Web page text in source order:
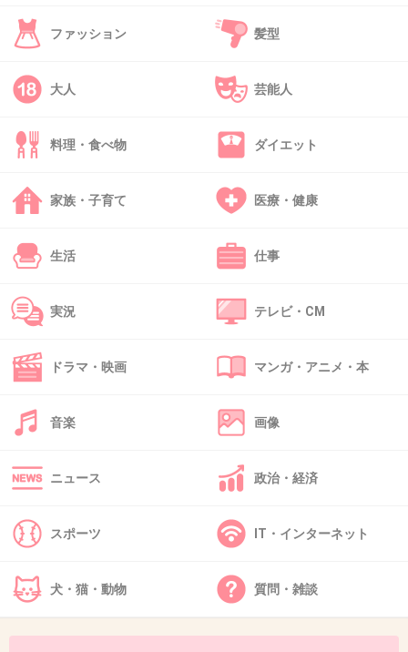
+25
どうやらみんな魔法が解けたようだな
43. 匿名 2016/07/19(火) 13:10:25
+264 -11
九州愛売りにしてたよね
やらないのかと思ってた
のに熊本地震はやらないの？
ファッション 髪型
大人 芸能人
料理・食べ物 ダイエット
家族・子育て 医療・健康
生活 仕事
実況 テレビ・CM
ドラマ・映画 マンガ・アニメ・本
音楽 画像
ニュース 政治・経済
スポーツ IT・インターネット
犬・猫・動物 質問・雑談